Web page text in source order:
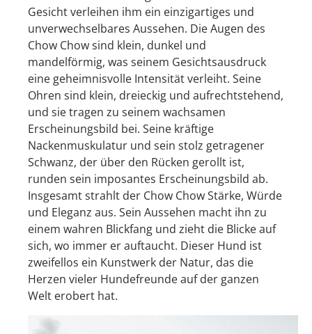
Gesicht verleihen ihm ein einzigartiges und
unverwechselbares Aussehen. Die Augen des
Chow Chow sind klein, dunkel und
mandelförmig, was seinem Gesichtsausdruck
eine geheimnisvolle Intensität verleiht. Seine
Ohren sind klein, dreieckig und aufrechtstehend,
und sie tragen zu seinem wachsamen
Erscheinungsbild bei. Seine kräftige
Nackenmuskulatur und sein stolz getragener
Schwanz, der über den Rücken gerollt ist,
runden sein imposantes Erscheinungsbild ab.
Insgesamt strahlt der Chow Chow Stärke, Würde
und Eleganz aus. Sein Aussehen macht ihn zu
einem wahren Blickfang und zieht die Blicke auf
sich, wo immer er auftaucht. Dieser Hund ist
zweifellos ein Kunstwerk der Natur, das die
Herzen vieler Hundefreunde auf der ganzen
Welt erobert hat.